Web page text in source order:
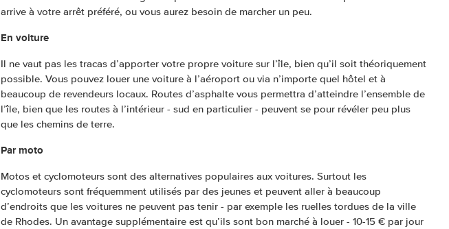
arrive à votre arrêt préféré, ou vous aurez besoin de marcher un peu.
En voiture
Il ne vaut pas les tracas d’apporter votre propre voiture sur l’île, bien qu’il soit théoriquement
possible. Vous pouvez louer une voiture à l’aéroport ou via n’importe quel hôtel et à
beaucoup de revendeurs locaux. Routes d’asphalte vous permettra d’atteindre l’ensemble de
l’île, bien que les routes à l’intérieur - sud en particulier - peuvent se pour révéler peu plus
que les chemins de terre.
Par moto
Motos et cyclomoteurs sont des alternatives populaires aux voitures. Surtout les
cyclomoteurs sont fréquemment utilisés par des jeunes et peuvent aller à beaucoup
d’endroits que les voitures ne peuvent pas tenir - par exemple les ruelles tordues de la ville
de Rhodes. Un avantage supplémentaire est qu’ils sont bon marché à louer - 10-15 € par jour